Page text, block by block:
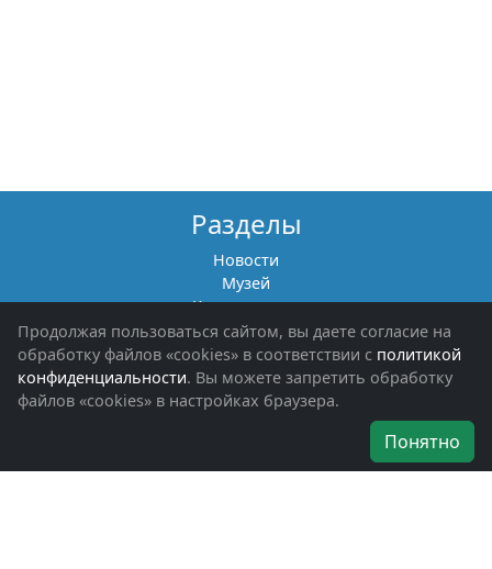
Разделы
Новости
Музей
Книги памяти
Фотоальбомы
Обращения граждан
Помощь участникам СВО и их семьям
Об организации
Наши награды
Продолжая пользоваться сайтом, вы даете согласие на
обработку файлов «cookies» в соответствии с политикой
конфиденциальности. Вы можете запретить обработку
файлов «cookies» в настройках браузера.
Понятно